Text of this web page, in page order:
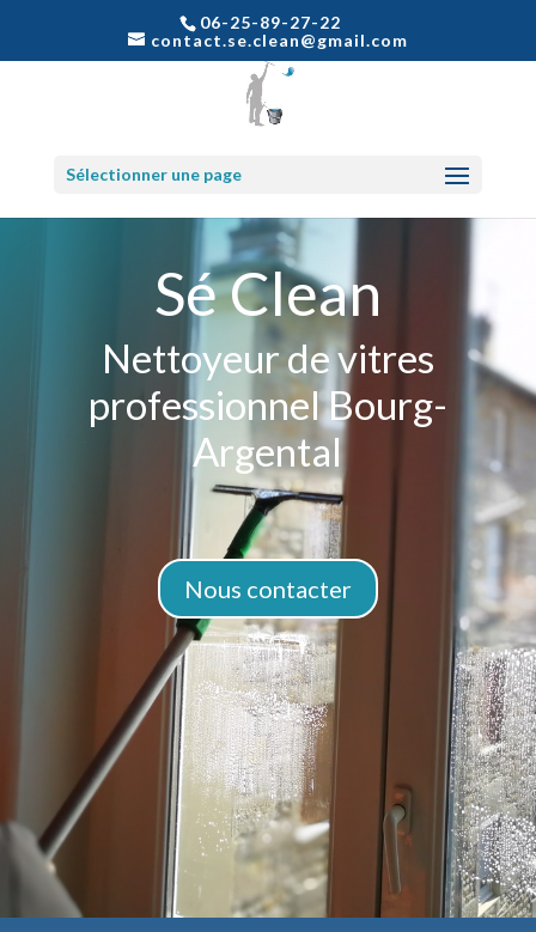
06-25-89-27-22
contact.se.clean@gmail.com
Sélectionner une page
Sé Clean
Nettoyeur de vitres
professionnel Bourg-
Argental
Nous contacter